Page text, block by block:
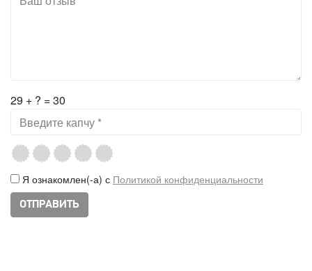
29 + ? = 30
Я ознакомлен(-а) с Политикой конфиденциальности